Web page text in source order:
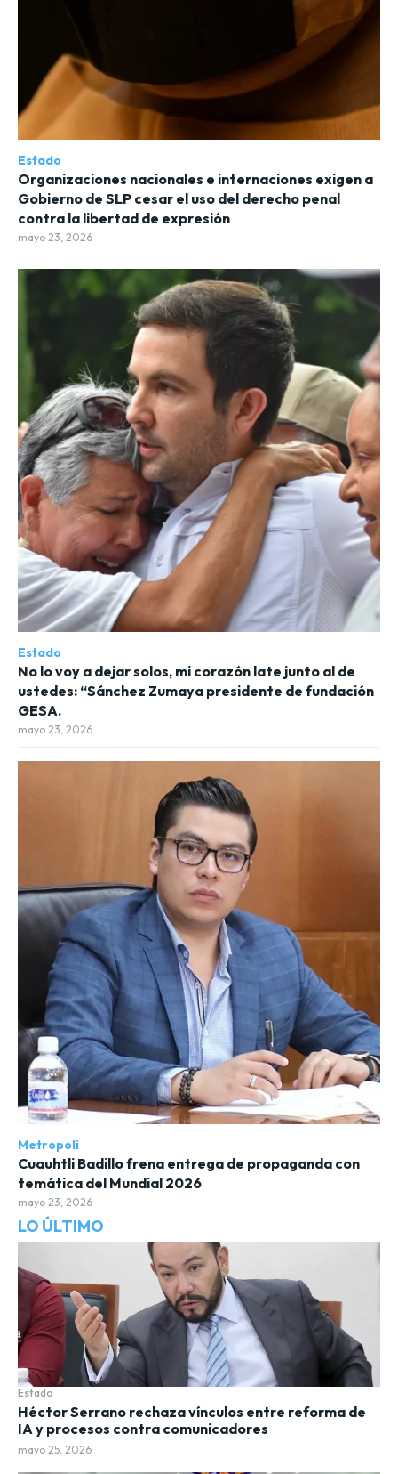
LO ÚLTIMO
Estado
Héctor Serrano rechaza vínculos entre reforma de
IA y procesos contra comunicadores
mayo 25, 2026
Estado
Organizaciones nacionales e internaciones exigen a
Gobierno de SLP cesar el uso del derecho penal
contra la libertad de expresión
mayo 23, 2026
Estado
No lo voy a dejar solos, mi corazón late junto al de
ustedes: “Sánchez Zumaya presidente de fundación
GESA.
mayo 23, 2026
Metropoli
Cuauhtli Badillo frena entrega de propaganda con
temática del Mundial 2026
mayo 23, 2026